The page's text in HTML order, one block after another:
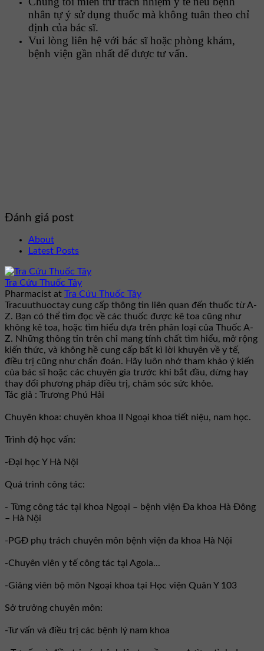
nhân tự ý sử dụng thuốc mà không tuân theo chỉ
định của bác sĩ.
Vui lòng liên hệ với bác sĩ hoặc phòng khám,
bệnh viện gần nhất để được tư vấn.
Đánh giá post
About
Latest Posts
Tra Cứu Thuốc Tây
Pharmacist at Tra Cứu Thuốc Tây
Tracuuthuoctay cung cấp thông tin liên quan đến thuốc từ A-
Z. Bạn có thể tìm đọc về các thuốc được kê toa cũng như
không kê toa, hoặc tìm hiểu dựa trên phân loại của Thuốc A-
Z. Những thông tin trên chỉ mang tính chất tìm hiểu, mở rộng
kiến thức, và không hề cung cấp bất kì lời khuyên về y tế,
điều trị cũng như chẩn đoán. Hãy luôn nhớ tham khảo ý kiến
của bác sĩ hoặc các chuyên gia trước khi bắt đầu, dừng hay
thay đổi phương pháp điều trị, chăm sóc sức khỏe.
Tác giả : Trương Phú Hải
Chuyên khoa: chuyên khoa II Ngoại khoa tiết niệu, nam học.
Trình độ học vấn:
-Đại học Y Hà Nội
Quá trình công tác:
- Từng công tác tại khoa Ngoại – bệnh viện Đa khoa Hà Đông
– Hà Nội
-PGĐ phụ trách chuyên môn bệnh viện đa khoa Hà Nội
-Chuyên viên y tế công tác tại Agola...
-Giảng viên bộ môn Ngoại khoa tại Học viện Quân Y 103
Sở trưởng chuyên môn:
-Tư vấn và điều trị các bệnh lý nam khoa